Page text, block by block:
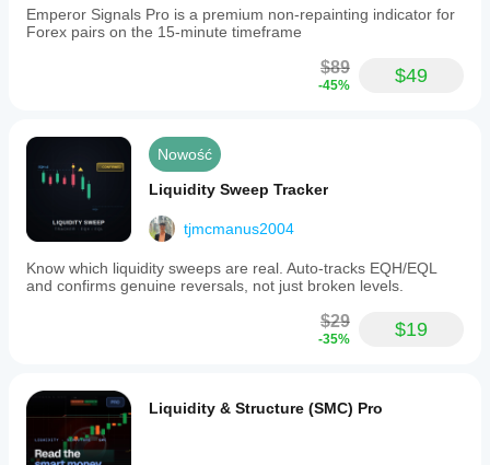
Emperor Signals Pro is a premium non-repainting indicator for
Forex pairs on the 15-minute timeframe
$89
-45% $49
Nowość
Liquidity Sweep Tracker
tjmcmanus2004
Know which liquidity sweeps are real. Auto-tracks EQH/EQL
and confirms genuine reversals, not just broken levels.
$29
-35% $19
Liquidity & Structure (SMC) Pro